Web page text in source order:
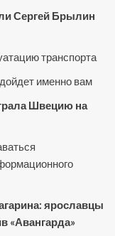
Сергей Брылин
транспорта
именно вам
Швецию на
ярославцы
«Авангарда»